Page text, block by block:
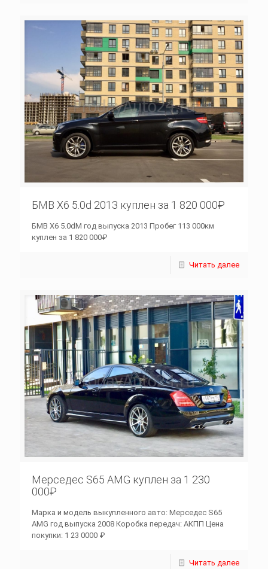
БМВ Х6 5.0d 2013 куплен за 1 820 000₽
БМВ Х6 5.0dM год выпуска 2013 Пробег 113 000км
куплен за 1 820 000₽
Читать далее
Мерседес S65 AMG куплен за 1 230
000₽
Марка и модель выкупленного авто: Мерседес S65
AMG год выпуска 2008 Коробка передач: АКПП Цена
покупки: 1 23 0000 ₽
Читать далее